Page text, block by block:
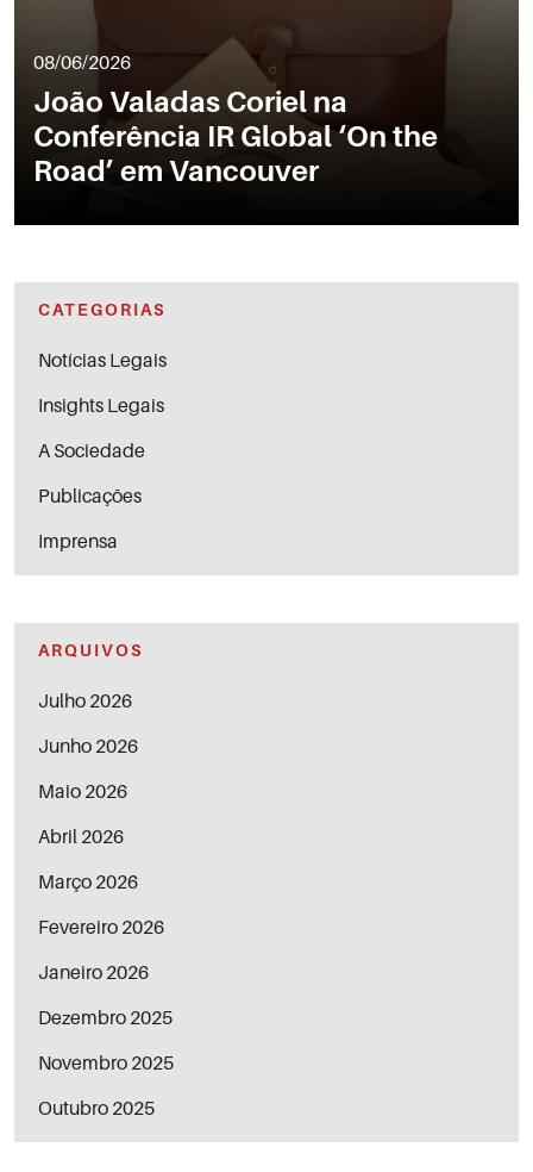
08/06/2026
João Valadas Coriel na
Conferência IR Global ‘On the
Road’ em Vancouver
CATEGORIAS
Notícias Legais
Insights Legais
A Sociedade
Publicações
Imprensa
ARQUIVOS
Julho 2026
Junho 2026
Maio 2026
Abril 2026
Março 2026
Fevereiro 2026
Janeiro 2026
Dezembro 2025
Novembro 2025
Outubro 2025